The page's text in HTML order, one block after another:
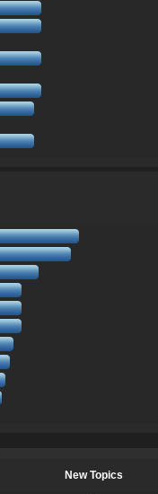
New Topics